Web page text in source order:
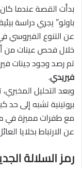
بدأت القصة عندما
باولو” يجري دراسة
عن التنوع الفيروسي في
خلال فحص عينات من
تم رصد وجود جينات
فيريدي.
وبعد التحليل
بروتينية تشبه إلى حد
مع طفرات مميزة في
عن الارتباط بخلايا
رمز السلالة